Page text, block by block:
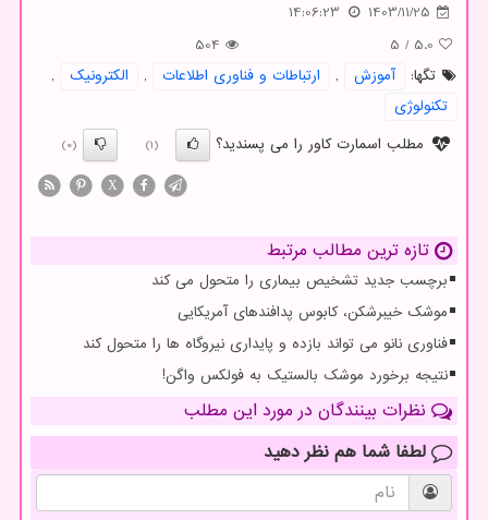
1403/11/25
14:06:23
5.0
/
5
504
تگها:
آموزش , ارتباطات و فناوری اطلاعات , الكترونیك
,
تكنولوژی
مطلب اسمارت کاور را می پسندید؟
(1)
(0)
X
تازه ترین مطالب مرتبط
برچسب جدید تشخیص بیماری را متحول می کند
موشک خیبرشکن، کابوس پدافندهای آمریکایی
فناوری نانو می تواند بازده و پایداری نیروگاه ها را متحول کند
نتیجه برخورد موشک بالستیک به فولکس واگن!
نظرات بینندگان در مورد این مطلب
لطفا شما هم نظر دهید